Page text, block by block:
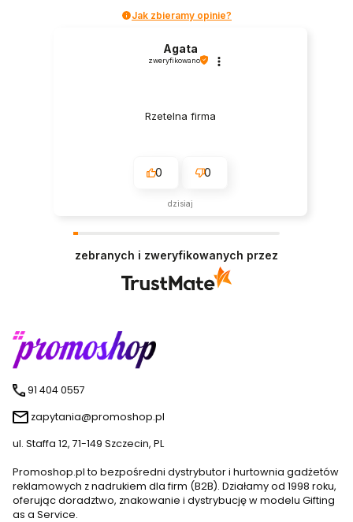
Jak zbieramy opinie?
Agata
zweryfikowano
Rzetelna firma
0 0
dzisiaj
zebranych i zweryfikowanych przez
91 404 0557
zapytania@promoshop.pl
ul. Staffa 12, 71-149 Szczecin, PL
Promoshop.pl to bezpośredni dystrybutor i hurtownia gadżetów
reklamowych z nadrukiem dla firm (B2B). Działamy od 1998 roku,
oferując doradztwo, znakowanie i dystrybucję w modelu Gifting
as a Service.